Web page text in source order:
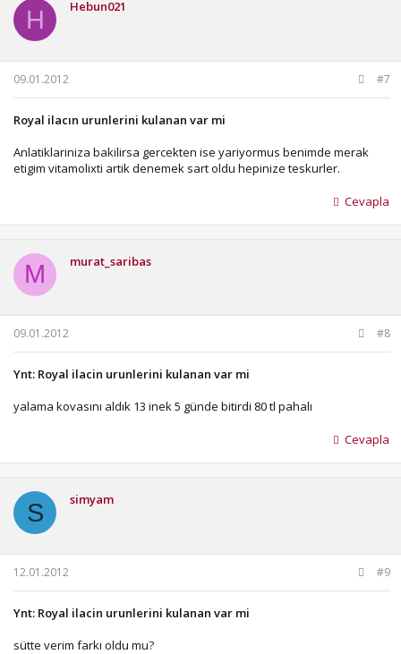
H Hebun021
09.01.2012 #7
Royal ilacın urunlerini kulanan var mi
Anlatiklariniza bakilirsa gercekten ise yariyormus benimde merak
etigim vitamolixti artik denemek sart oldu hepinize teskurler.
Cevapla
M murat_saribas
09.01.2012 #8
Ynt: Royal ilacin urunlerini kulanan var mi
yalama kovasını aldık 13 inek 5 günde bitirdi 80 tl pahalı
Cevapla
S simyam
12.01.2012 #9
Ynt: Royal ilacin urunlerini kulanan var mi
sütte verim farkı oldu mu?